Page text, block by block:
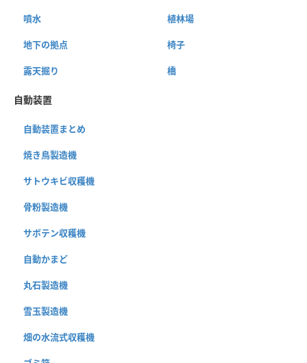
噴水 植林場
地下の拠点 椅子
露天掘り 橋
自動装置
自動装置まとめ
焼き鳥製造機
サトウキビ収穫機
骨粉製造機
サボテン収穫機
自動かまど
丸石製造機
雪玉製造機
畑の水流式収穫機